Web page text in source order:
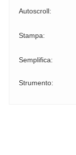
Autoscroll:
Stampa:
Semplifica:
Strumento: